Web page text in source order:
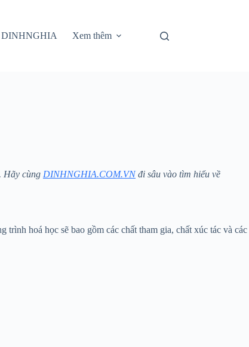
DINHNGHIA Xem thêm
Hãy cùng DINHNGHIA.COM.VNđi sâu vào tìm hiểu về
hoá học sẽ bao gồm các chất tham gia, chất xúc tác và các